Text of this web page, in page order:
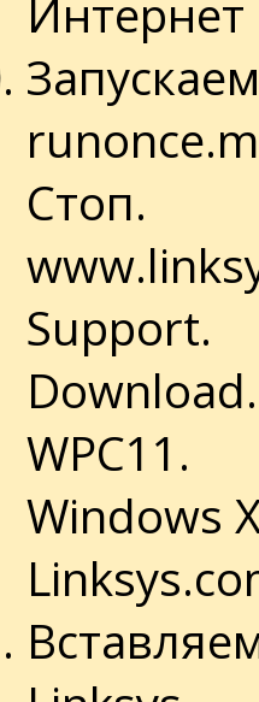
Интернет
Стоп.
Support.
Download.
WPC11.
Windows